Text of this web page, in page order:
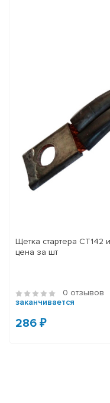
Щетка стартера СТ142
цена за шт
0 отзывов
заканчивается
286 ₽